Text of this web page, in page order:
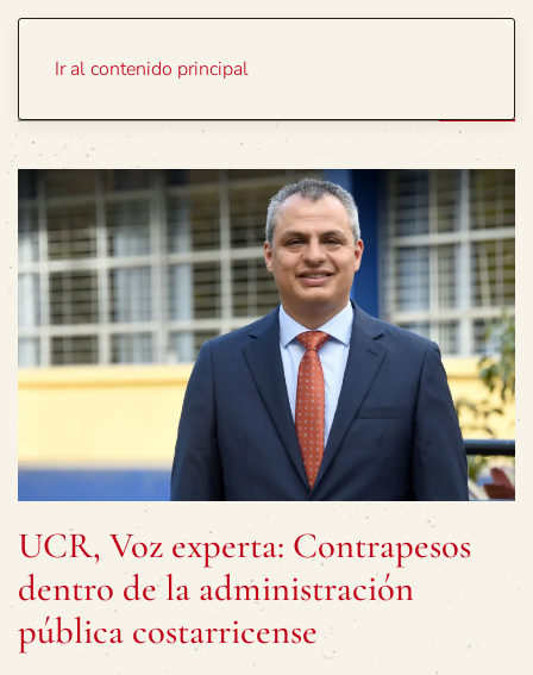
Ir al contenido principal
UCR, Voz experta: Contrapesos
dentro de la administración
pública costarricense